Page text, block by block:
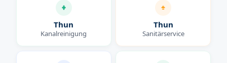
Thun
Kanalreinigung
Thun
Sanitärservice